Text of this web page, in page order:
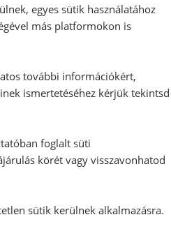
nem érkezett hozzászólás.
egyes sütik használatához
más platformokon is
további információkért,
ismertetéséhez kérjük tekintsd
foglalt süti
körét vagy visszavonhatod
sütik kerülnek alkalmazásra.